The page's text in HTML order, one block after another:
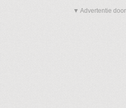
▼ Advertentie